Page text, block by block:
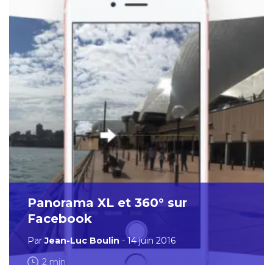
Panorama XL et 360° sur
Facebook
ParJean-Luc Boulin - 14 juin 2016
2 min